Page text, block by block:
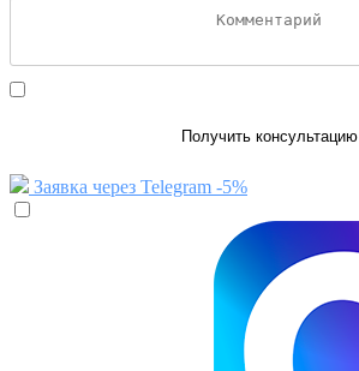
Получить консультацию
Заявка через Telegram -5%